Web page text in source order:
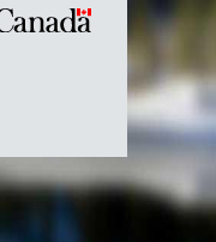
Symbole
du
Canada